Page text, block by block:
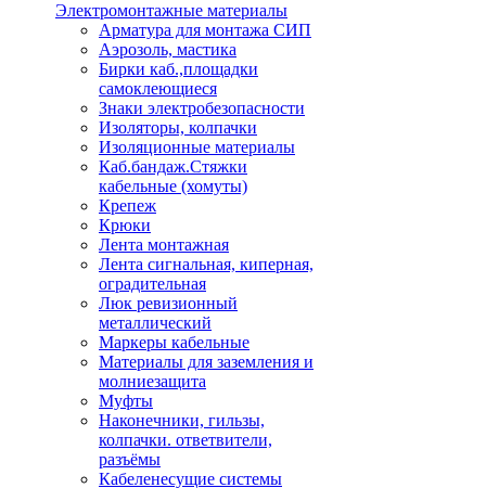
Электромонтажные материалы
Арматура для монтажа СИП
Аэрозоль, мастика
Бирки каб.,площадки
самоклеющиеся
Знаки электробезопасности
Изоляторы, колпачки
Изоляционные материалы
Каб.бандаж.Стяжки
кабельные (хомуты)
Крепеж
Крюки
Лента монтажная
Лента сигнальная, киперная,
оградительная
Люк ревизионный
металлический
Маркеры кабельные
Материалы для заземления и
молниезащита
Муфты
Наконечники, гильзы,
колпачки. ответвители,
разъёмы
Кабеленесущие системы